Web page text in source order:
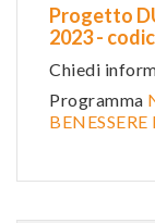
Progetto
2023 -
Chiedi
Programma